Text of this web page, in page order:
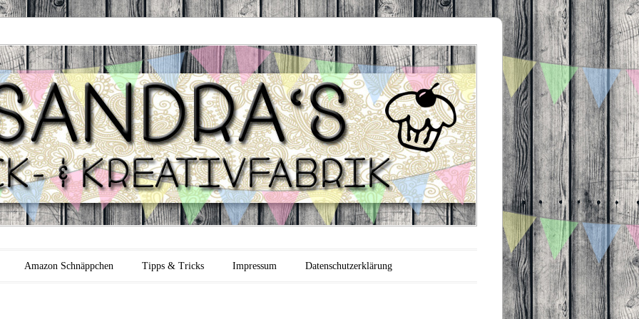
Backfabrik
Amazon Schnäppchen Tipps & Tricks Impressum Datenschutzerklärung